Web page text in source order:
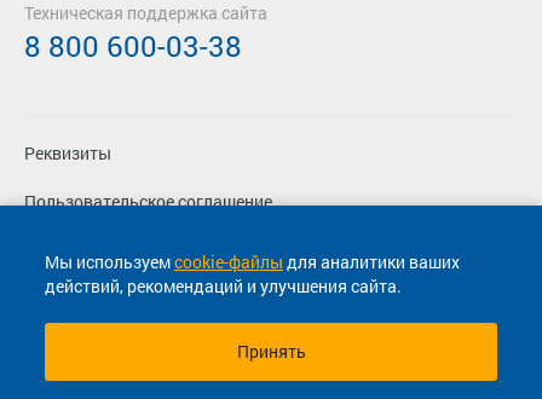
Мы используемcookie-файлы для аналитики ваших
действий, рекомендаций и улучшения сайта.
Принять
Реквизиты
Пользовательское соглашение
Политика конфиденциальности
Согласие на маркетинговые сообщения
Техническая поддержка сайта
8 800 600-03-38
© 2013-2026, ООО "Капитал"- Онлайн сервис продажи